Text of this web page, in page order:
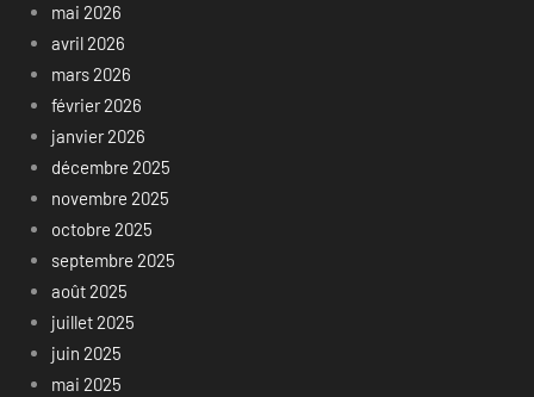
mai 2026
avril 2026
mars 2026
février 2026
janvier 2026
décembre 2025
novembre 2025
octobre 2025
septembre 2025
août 2025
juillet 2025
juin 2025
mai 2025